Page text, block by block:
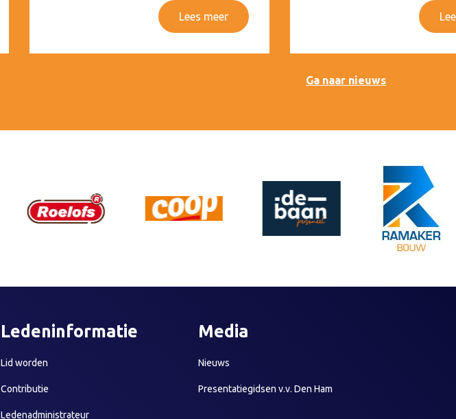
Lees meer
Ga naar nieuws
Ledeninformatie
Lid worden
Contributie
Ledenadministrateur
Media
Nieuws
Presentatiegidsen v.v. Den Ham